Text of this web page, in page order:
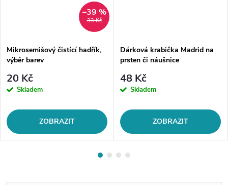
33 Kč
–39 %
Mikrosemišový čistící hadřík,
výběr barev
20 Kč
Skladem
ZOBRAZIT
Dárková krabička Madrid na
prsten či náušnice
48 Kč
Skladem
ZOBRAZIT